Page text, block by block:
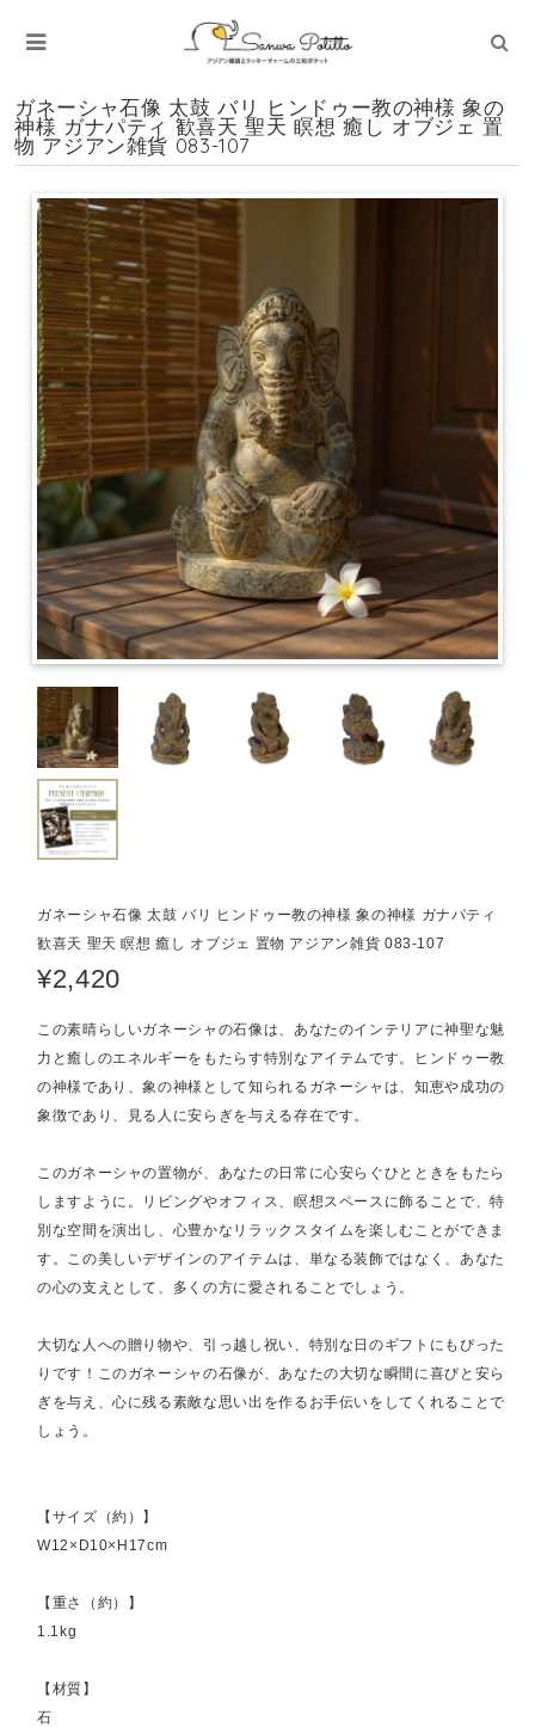
ガネーシャ石像 太鼓 バリ ヒンドゥー教の神様 象の
神様 ガナパティ 歓喜天 聖天 瞑想 癒し オブジェ 置
物 アジアン雑貨 083-107
ガネーシャ石像 太鼓 バリ ヒンドゥー教の神様 象の神様 ガナパティ
歓喜天 聖天 瞑想 癒し オブジェ 置物 アジアン雑貨 083-107
¥2,420
この素晴らしいガネーシャの石像は、あなたのインテリアに神聖な魅
力と癒しのエネルギーをもたらす特別なアイテムです。ヒンドゥー教
の神様であり、象の神様として知られるガネーシャは、知恵や成功の
象徴であり、見る人に安らぎを与える存在です。
このガネーシャの置物が、あなたの日常に心安らぐひとときをもたら
しますように。リビングやオフィス、瞑想スペースに飾ることで、特
別な空間を演出し、心豊かなリラックスタイムを楽しむことができま
す。この美しいデザインのアイテムは、単なる装飾ではなく、あなた
の心の支えとして、多くの方に愛されることでしょう。
大切な人への贈り物や、引っ越し祝い、特別な日のギフトにもぴった
りです！このガネーシャの石像が、あなたの大切な瞬間に喜びと安ら
ぎを与え、心に残る素敵な思い出を作るお手伝いをしてくれることで
しょう。
【サイズ（約）】
W12×D10×H17cm
【重さ（約）】
1.1kg
【材質】
石